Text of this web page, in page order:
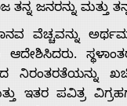
ತನ್ನ ಜನರನ್ನು ಮತ್ತು
ಆದೇಶಿಸಿದರು.
ಇತರ ಪವಿತ್ರ